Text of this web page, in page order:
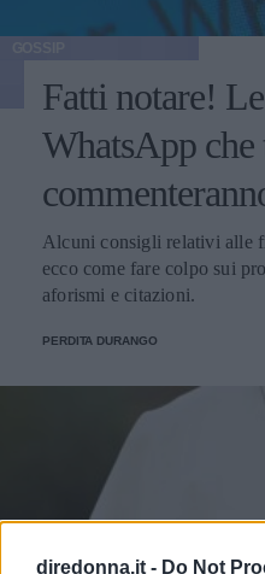
diredonna.it - Do Not
Fatti notare!
WhatsApp che
Alcuni consigli relativi alle
ecco come fare colpo sui
aforismi e citazioni.
PERDITA DURANGO